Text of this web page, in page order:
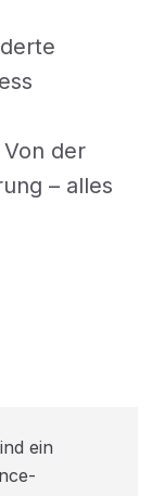
der
– alles
ein